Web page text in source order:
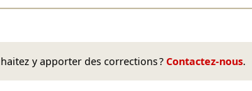
y apporter des corrections ? Contactez-nous.